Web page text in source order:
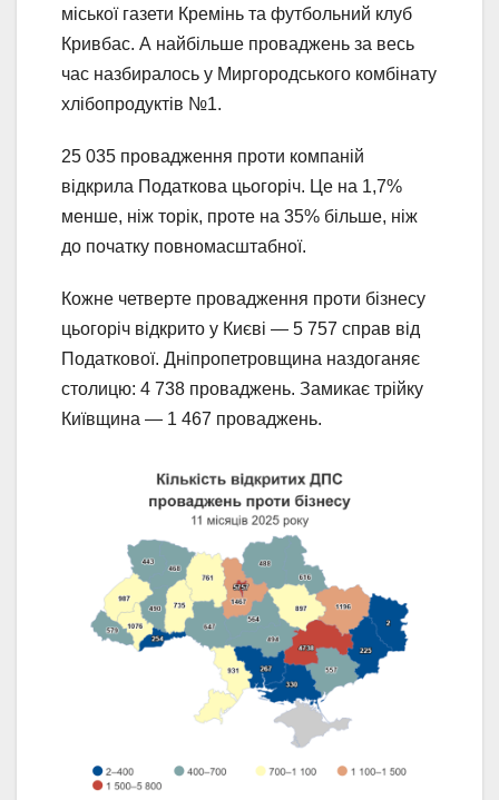
міської газети Кремінь та футбольний клуб
Кривбас. А найбільше проваджень за весь
час назбиралось у Миргородського комбінату
хлібопродуктів №1.
25 035 провадження проти компаній
відкрила Податкова цьогоріч. Це на 1,7%
менше, ніж торік, проте на 35% більше, ніж
до початку повномасштабної.
Кожне четверте провадження проти бізнесу
цьогоріч відкрито у Києві — 5 757 справ від
Податкової. Дніпропетровщина наздоганяє
столицю: 4 738 проваджень. Замикає трійку
Київщина — 1 467 проваджень.